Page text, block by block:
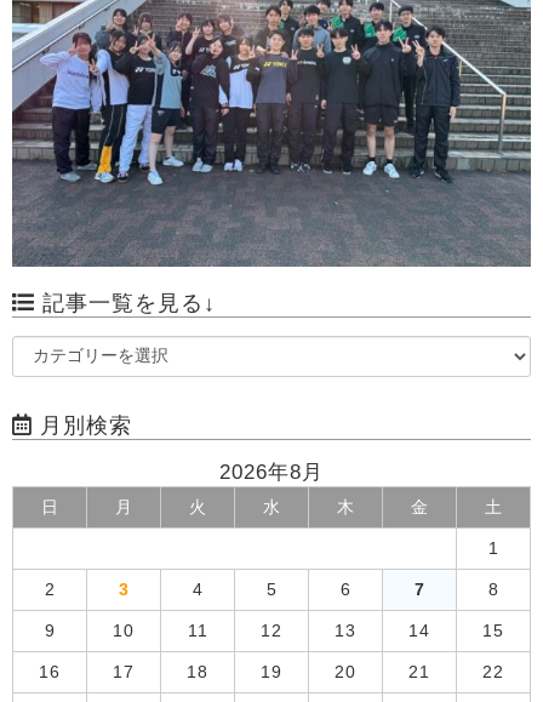
記事一覧を見る↓
月別検索
2026年8月
日 月 火 水 木 金 土
1
2 3 4 5 6 7 8
9 10 11 12 13 14 15
16 17 18 19 20 21 22